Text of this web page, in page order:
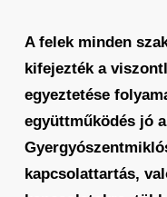
A felek minden
kifejezték a
egyeztetése
együttműködés jó
kapcsolattartás,